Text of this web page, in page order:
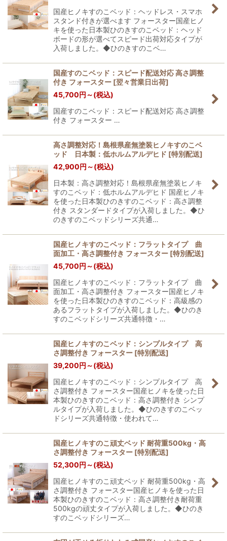
国産ヒノキすのこベッド：ヘッドレス・スマホ
スタンド付きが選べます フォースター国産ヒノ
キを使った日本製ひのきすのこベッド：ヘッド
ボードの形が選べてスピード出荷対応タイプが
入荷しました。◆ひのきすのこベ…
国産すのこベッド：スピード配送対応 高さ調整
付き フォースター [翌々営業日出荷]
45,700円 ～(税込)
国産すのこベッド：スピード配送対応 高さ調整
付き フォースター …
高さ調整対応！島根県産無塗装ヒノキすのこベ
ッド 日本製：低ホルムアルデヒド [特別配送]
42,900円 ～(税込)
日本製：高さ調整対応！島根県産無塗装ヒノキ
すのこベッド：低ホルムアルデヒド 国産ヒノキ
を使った日本製ひのきすのこベッド：高さ調整
付き スタンダードタイプが入荷しました。◆ひ
のきすのこベッドシリーズ共通…
国産ヒノキすのこベッド：フラットタイプ 曲
面加工・高さ調整付き フォースター [特別配送]
45,700円 ～(税込)
国産ヒノキすのこベッド：フラットタイプ 曲
面加工・高さ調整付き フォースター国産ヒノキ
を使った日本製ひのきすのこベッド：高級感の
あるフラットタイプが入荷しました。◆ひのき
すのこベッドシリーズ共通特徴・…
国産ヒノキすのこベッド：シンプルタイプ 高
さ調整付き フォースター [特別配送]
39,200円 ～(税込)
国産ヒノキすのこベッド：シンプルタイプ 高
さ調整付き フォースター国産ヒノキを使った日
本製ひのきすのこベッド：高さ調整付き シンプ
ルタイプが入荷しました。◆ひのきすのこベッ
ドシリーズ共通特徴・使われて…
国産ヒノキすのこ頑丈ベッド 耐荷重500kg・高
さ調整付き フォースター [特別配送]
52,300円 ～(税込)
国産ヒノキすのこ頑丈ベッド 耐荷重500kg・高
さ調整付き フォースター国産ヒノキを使った日
本製ひのきすのこベッド：高さ調整付き耐荷重
500kgの頑丈タイプが入荷しました。◆ひのき
すのこベッドシリーズ…